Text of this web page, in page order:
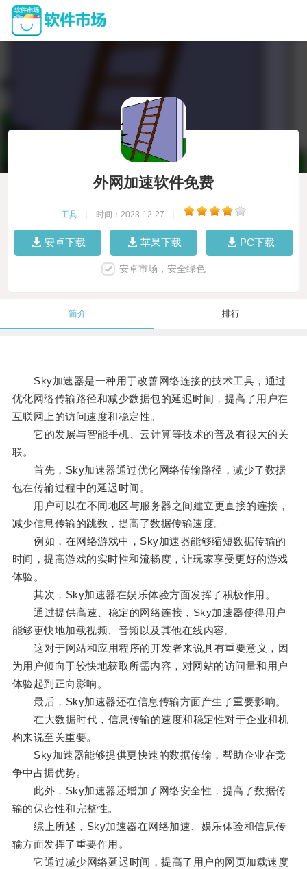
外网加速软件免费
工具 时间：2023-12-27
安卓下载 苹果下载 PC下载
安卓市场，安全绿色
简介 排行
Sky加速器是一种用于改善网络连接的技术工具，通过
优化网络传输路径和减少数据包的延迟时间，提高了用户在
互联网上的访问速度和稳定性。
它的发展与智能手机、云计算等技术的普及有很大的关
联。
首先，Sky加速器通过优化网络传输路径，减少了数据
包在传输过程中的延迟时间。
用户可以在不同地区与服务器之间建立更直接的连接，
减少信息传输的跳数，提高了数据传输速度。
例如，在网络游戏中，Sky加速器能够缩短数据传输的
时间，提高游戏的实时性和流畅度，让玩家享受更好的游戏
体验。
其次，Sky加速器在娱乐体验方面发挥了积极作用。
通过提供高速、稳定的网络连接，Sky加速器使得用户
能够更快地加载视频、音频以及其他在线内容。
这对于网站和应用程序的开发者来说具有重要意义，因
为用户倾向于较快地获取所需内容，对网站的访问量和用户
体验起到正向影响。
最后，Sky加速器还在信息传输方面产生了重要影响。
在大数据时代，信息传输的速度和稳定性对于企业和机
构来说至关重要。
Sky加速器能够提供更快速的数据传输，帮助企业在竞
争中占据优势。
此外，Sky加速器还增加了网络安全性，提高了数据传
输的保密性和完整性。
综上所述，Sky加速器在网络加速、娱乐体验和信息传
输方面发挥了重要作用。
它通过减少网络延迟时间，提高了用户的网页加载速度